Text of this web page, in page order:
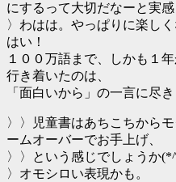
にするって大切だなーと実
〉わはは。やっぱりに楽し
はい！
１００万語まで、しかも１
行き着いたのは、
「面白いから」の一言に尽き
〉〉児童書はあちこちから
ームオーバーでお手上げ、
〉〉という感じでしょうか
〉オモシロい表現かも。